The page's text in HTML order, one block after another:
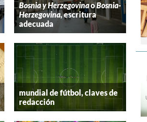
Bosnia y HerzegovinaoBosnia-
Herzegovina, escritura
adecuada
mundial de fútbol, claves de
redacción